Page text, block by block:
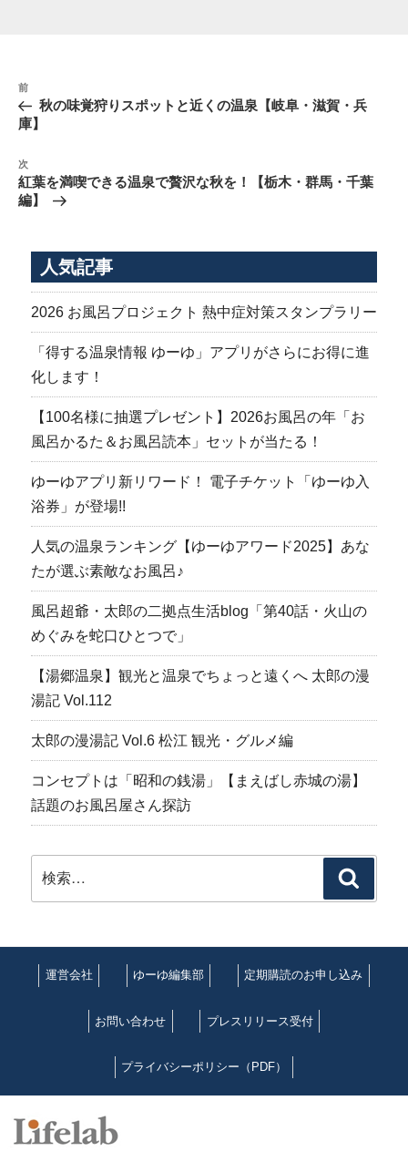
投
稿
ナ
ゲ
ー
シ
ン
前
の
投
前
秋の味覚狩りスポットと近くの温泉【岐阜・滋賀・兵
庫】
次
の
投
次
紅葉を満喫できる温泉で贅沢な秋を！【栃木・群馬・千葉
編】
人気記事
2026 お風呂プロジェクト 熱中症対策スタンプラリー
「得する温泉情報 ゆーゆ」アプリがさらにお得に進
化します！
【100名様に抽選プレゼント】2026お風呂の年「お
風呂かるた＆お風呂読本」セットが当たる！
ゆーゆアプリ新リワード！ 電子チケット「ゆーゆ入
浴券」が登場!!
人気の温泉ランキング【ゆーゆアワード2025】あな
たが選ぶ素敵なお風呂♪
風呂超爺・太郎の二拠点生活blog「第40話・火山の
めぐみを蛇口ひとつで」
【湯郷温泉】観光と温泉でちょっと遠くへ 太郎の漫
湯記 Vol.112
太郎の漫湯記 Vol.6 松江 観光・グルメ編
コンセプトは「昭和の銭湯」【まえばし赤城の湯】
話題のお風呂屋さん探訪
索
運営会社 ゆーゆ編集部 定期購読のお申し込み
お問い合わせ プレスリリース受付
プライバシーポリシー（PDF）